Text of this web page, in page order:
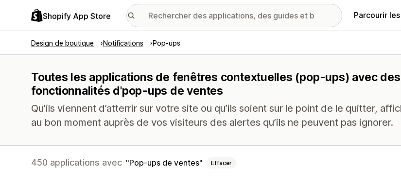
Shopify App Store Parcourir
Design de boutique Notifications Pop-ups
Toutes les applications de fenêtres contextuelles (pop-ups) avec des
fonctionnalités d'pop-ups de ventes
Qu’ils viennent d’atterrir sur votre site ou qu’ils soient sur le point de le quitter,
au bon moment auprès de vos visiteurs des alertes qu’ils ne peuvent pas ignorer.
450 applications avec Pop-ups de ventes Effacer